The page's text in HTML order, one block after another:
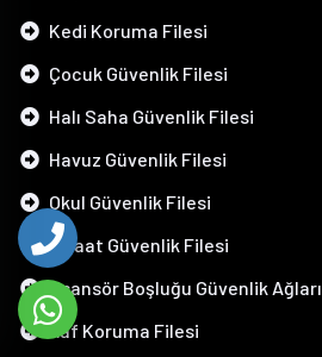
Kedi Koruma Filesi
Çocuk Güvenlik Filesi
Halı Saha Güvenlik Filesi
Havuz Güvenlik Filesi
Okul Güvenlik Filesi
İnşaat Güvenlik Filesi
Asansör Boşluğu Güvenlik Ağları
Raf Koruma Filesi